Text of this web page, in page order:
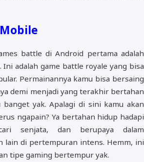
battle di Android pertama adalah
Ini adalah game battle royale yang bisa
Permainannya kamu bisa bersaing
demi menjadi yang terakhir bertahan
banget yak. Apalagi di sini kamu akan
ngapain? Ya bertahan hidup hadapi
senjata, dan berupaya dalam
lain di pertempuran intens. Hemm, ini
tipe gaming bertempur yak.